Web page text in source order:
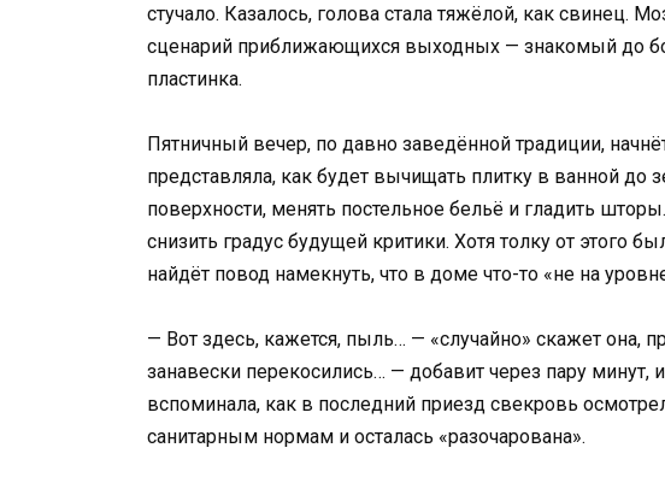
стучало. Казалось, голова стала тяжёлой, как свинец.
сценарий приближающихся выходных — знакомый до
пластинка.
Пятничный вечер, по давно заведённой традиции,
представляла, как будет вычищать плитку в ванной до
поверхности, менять постельное бельё и гладить
снизить градус будущей критики. Хотя толку от этого
найдёт повод намекнуть, что в доме что-то «не на
— Вот здесь, кажется, пыль… — «случайно» скажет она,
занавески перекосились… — добавит через пару минут,
вспоминала, как в последний приезд свекровь
санитарным нормам и осталась «разочарована».